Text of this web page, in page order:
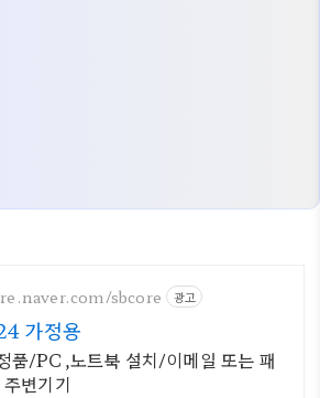
sbcore 광고
가정용
품/PC,노트북 설치/이메일 또는 패
변기기